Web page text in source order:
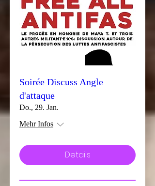
Soirée Discuss Angle
d'attaque
Do., 29. Jan.
Mehr Infos
Details